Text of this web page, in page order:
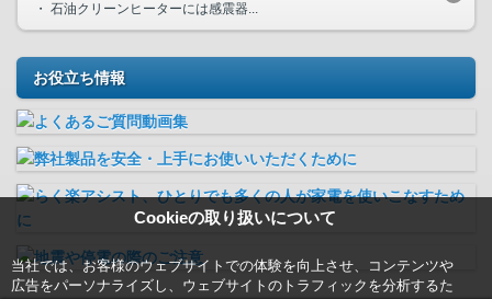
Cookieの取り扱いについて
当社では、お客様のウェブサイトでの体験を向上させ、コンテンツや
広告をパーソナライズし、ウェブサイトのトラフィックを分析するた
・ 石油クリーンヒーターには感震器...
お役立ち情報